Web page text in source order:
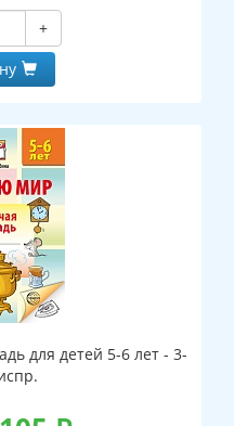
+
для детей 5-6 лет - 3-